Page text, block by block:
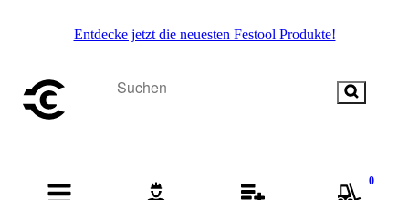
Entdecke jetzt die neuesten Festool Produkte!
0